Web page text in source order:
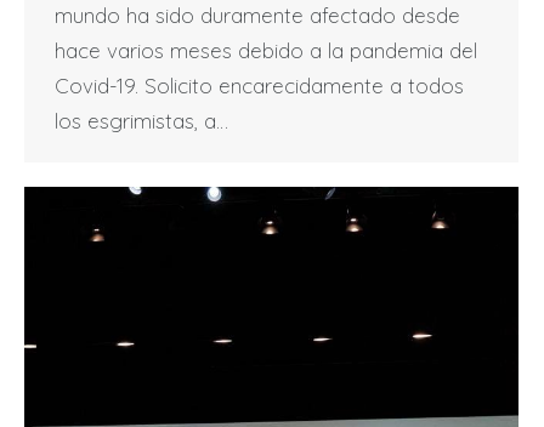
mundo ha sido duramente afectado desde
hace varios meses debido a la pandemia del
Covid-19. Solicito encarecidamente a todos
los esgrimistas, a…